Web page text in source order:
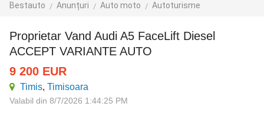
Bestauto Anunțuri Auto moto Autoturisme
Proprietar Vand Audi A5 FaceLift Diesel
ACCEPT VARIANTE AUTO
9 200 EUR
Timis, Timisoara
Valabil din 8/7/2026 1:44:25 PM